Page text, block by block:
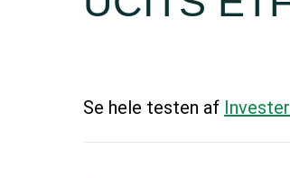
Se hele testen af